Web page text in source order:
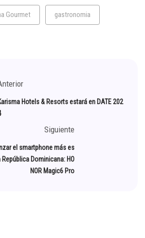
Gourmet gastronomia
Hotels & Resorts estará en DATE 202
Siguiente
el smartphone más es
Dominicana: HO
NOR Magic6 Pro